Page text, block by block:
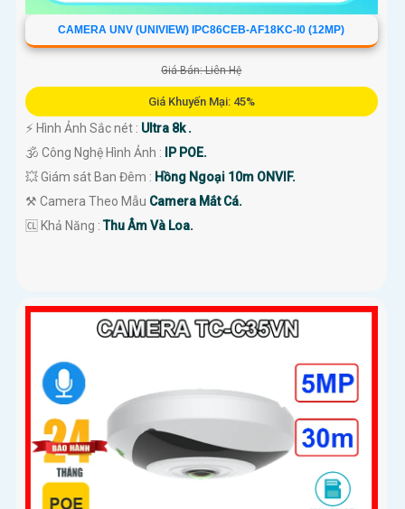
CAMERA UNV (UNIVIEW) IPC86CEB-AF18KC-I0 (12MP)
Giá Bán: Liên Hệ
Giá Khuyến Mại: 45%
️⚡ Hình Ảnh Sắc nét : Ultra 8k .
🕉️ Công Nghệ Hình Ảnh :
IP POE.
💥 Giám sát Ban Đêm : Hồng Ngoại 10m ONVIF.
⚒ Camera Theo Mẫu Camera Mắt Cá.
️🆑 Khả Năng :Thu Âm Và Loa.